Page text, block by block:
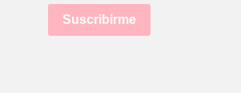
Suscribirme